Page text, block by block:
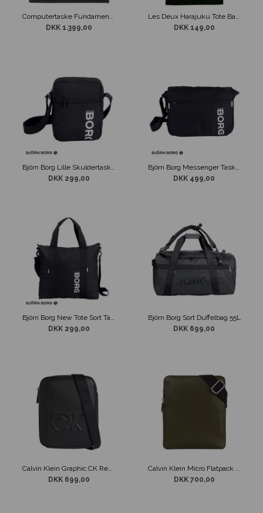
Computertaske Fundamentals Burkely Sort Antique Avery 17"
DKK 1.399,00
Les Deux Harajuku Tote Bag Grøn
DKK 149,00
DKK 299,00
DKK 499,00
Björn Borg New Tote Sort Taske
DKK 299,00
Björn Borg Sort Duffelbag 55L
DKK 699,00
Calvin Klein Graphic CK Reporter Taske Sort
DKK 699,00
Calvin Klein Micro Flatpack Taske Mørk Olivengrøn
DKK 700,00